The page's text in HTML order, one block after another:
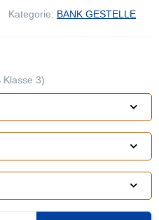
Kategorie: BANK GESTELLE
Klasse 3)